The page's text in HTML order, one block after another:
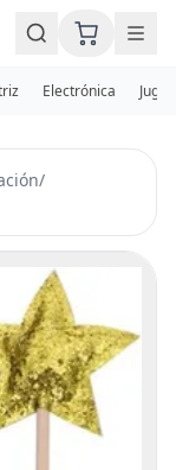
Electrónica
/